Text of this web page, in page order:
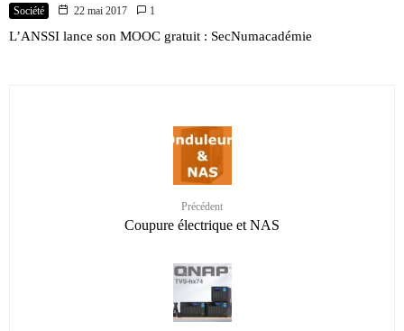
Société 22 mai 2017 1
L’ANSSI lance son MOOC gratuit : SecNumacadémie
Précédent
Coupure électrique et NAS